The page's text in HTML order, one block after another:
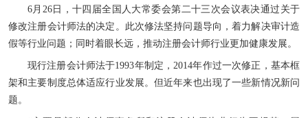
6月26日，十四届全国人大常委会第二十三次会议表决通过关于
修改注册会计师法的决定。此次修法坚持问题导向，着力解决审计造
假等行业问题；同时着眼长远，推动注册会计师行业更加健康发展。
现行注册会计师法于1993年制定，2014年作过一次修正，基本框
架和主要制度总体适应行业发展。但近年来也出现了一些新情况新问
题。